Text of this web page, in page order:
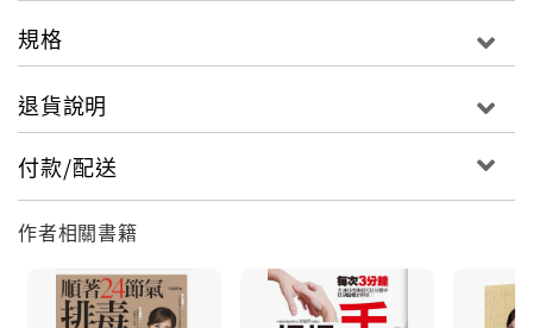
源、環境中的污染，身體或多或少受到傷害，而出現經
網路與坊間流傳許多養生的偏方，雖不是不正確，但也
可能失之不夠全面。當體內新陳代謝率變慢，很多人前
半生苗條、擁有傲人的人魚線，中年後才大幅走樣，且
很難以藉由運動持之以恆地消減。中醫告訴您如何飲食
養生雙管齊下，加速新陳代謝，讓老祖宗的回春養生智
慧，成為生活習慣的一部份。
規格
退貨說明
付款/配送
作者相關書籍